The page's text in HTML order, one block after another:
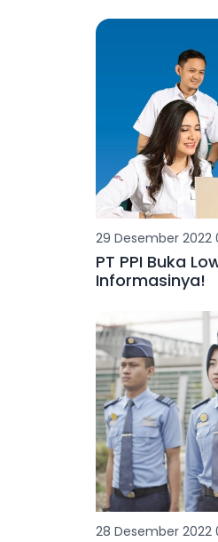
29 Desember 2022
PT PPI Buka
Informasinya!
28 Desember 2022